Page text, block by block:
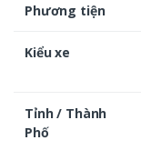
Phương tiện
Kiểu xe
Tỉnh / Thành
Phố